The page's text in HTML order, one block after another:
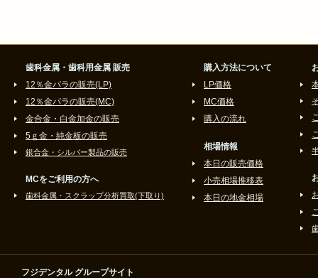
歯科金属・歯科用金属 販売
12％金パラの販売(LP)
12％金パラの販売(MC)
金合金・白金加金の販売
5ｇ金・純金板の販売
銀合金・シルバー製品の販売
MCをご利用の方へ
歯科金属・スクラップ分析買取(下取り)
購入方法について
LP価格
MC価格
購入の流れ
相場情報
本日の販売価格
小売相場推移表
本日の地金相場
フジデンタル グループサイト